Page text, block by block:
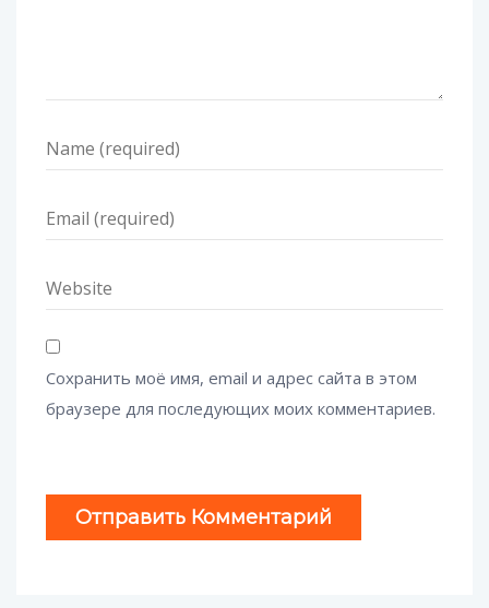
Сохранить моё имя, email и адрес сайта в этом
браузере для последующих моих комментариев.